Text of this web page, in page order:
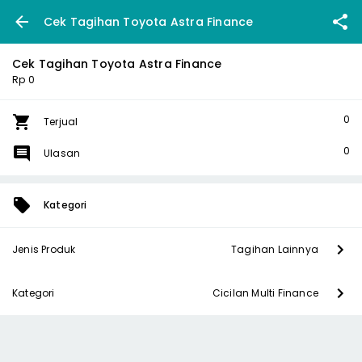
Cek Tagihan Toyota Astra Finance
Cek Tagihan Toyota Astra Finance
Rp 0
Terjual 0
Ulasan 0
Kategori
Jenis Produk Tagihan Lainnya
Kategori Cicilan Multi Finance